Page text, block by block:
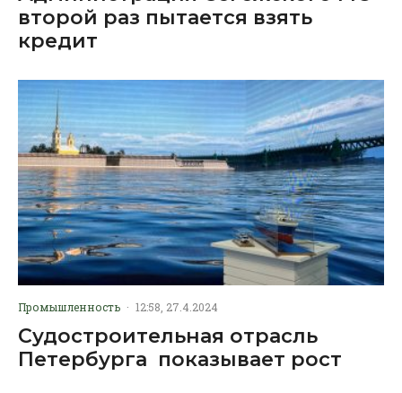
второй раз пытается взять
кредит
Промышленность · 12:58, 27.4.2024
Судостроительная отрасль
Петербурга показывает рост